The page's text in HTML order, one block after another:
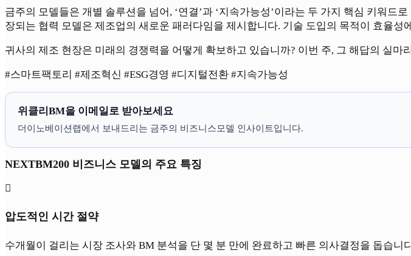
금주의 모델들은 개별 솔루션을 넘어, ‘연결’과 ‘지속가능성’이라는 두 가지 핵심 키워
장되는 협력 모델은 제조업의 새로운 패러다임을 제시합니다. 기술 도입의 목적이 효율
귀사의 제조 현장은 미래의 경쟁력을 어떻게 확보하고 있습니까? 이번 주, 그 해답의 실마
#스마트팩토리 #제조혁신 #ESG경영 #디지털전환 #지속가능성
위클리BM을 이메일로 받아보세요
더이노베이션랩에서 보내드리는 금주의 비즈니스모델 인사이트입니다.
NEXTBM200 비즈니스 모델의 주요 특징

압도적인 시간 절약
수개월이 걸리는 시장 조사와 BM 분석을 단 몇 분 만에 완료하고 빠른 의사결정을 돕습니